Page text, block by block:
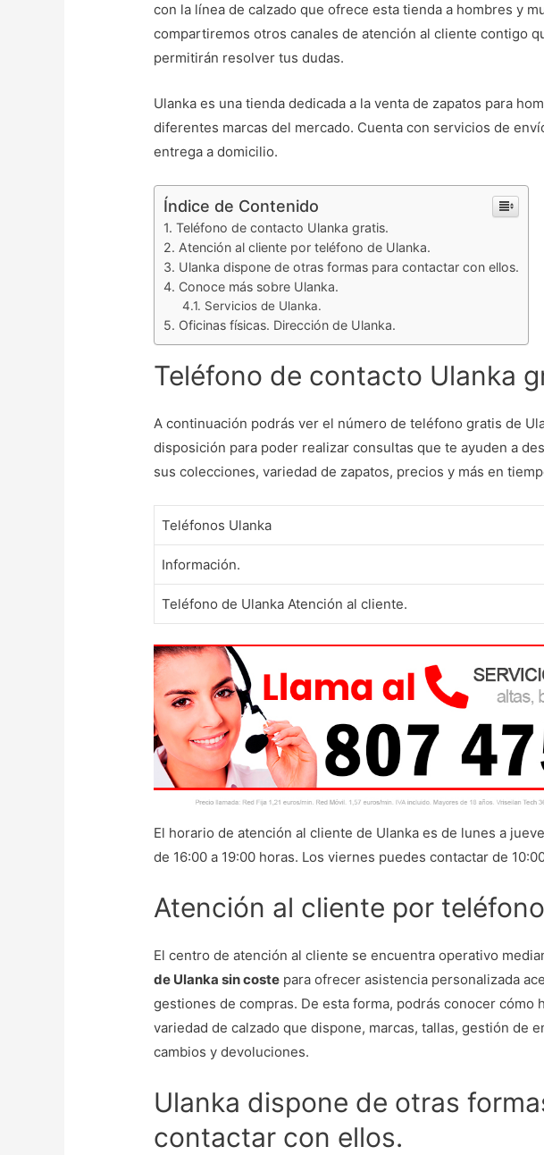
con la línea de calzado que ofrece esta tienda a hombres y
compartiremos otros canales de atención al cliente contigo
permitirán resolver tus dudas.
Ulanka es una tienda dedicada a la venta de zapatos para
diferentes marcas del mercado. Cuenta con servicios de
entrega a domicilio.
Índice de Contenido
Teléfono de contacto Ulanka gratis.
Atención al cliente por teléfono de Ulanka.
Ulanka dispone de otras formas para contactar con ellos.
Conoce más sobre Ulanka.
Servicios de Ulanka.
Oficinas físicas. Dirección de Ulanka.
Teléfono de contacto Ulanka
A continuación podrás ver el número de teléfono gratis de
disposición para poder realizar consultas que te ayuden a
sus colecciones, variedad de zapatos, precios y más en
Teléfonos Ulanka
Información.
Teléfono de Ulanka Atención al cliente.
El horario de atención al cliente de Ulanka es de lunes a
de 16:00 a 19:00 horas. Los viernes puedes contactar de
Atención al cliente por
El centro de atención al cliente se encuentra operativo
de Ulanka sin coste para ofrecer asistencia personalizada
gestiones de compras. De esta forma, podrás conocer cómo
variedad de calzado que dispone, marcas, tallas, gestión de
cambios y devoluciones.
Ulanka dispone de otras
contactar con ellos.